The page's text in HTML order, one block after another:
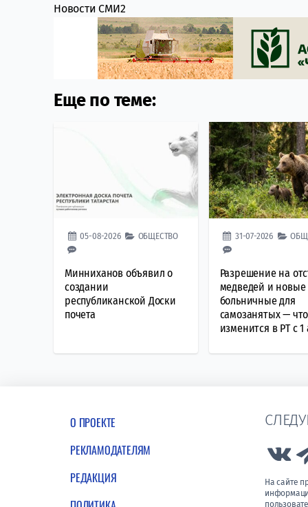
Новости СМИ2
Еще по теме:
05-08-2026 ОБЩЕСТВО
Минниханов объявил о
создании
республиканской Доски
почета
31-07-2026
Разрешение на
медведей и новые
больничные для
самозанятых — что
изменится в РТ с 1
О ПРОЕКТЕ
РЕКЛАМОДАТЕЛЯМ
РЕДАКЦИЯ
На сайте